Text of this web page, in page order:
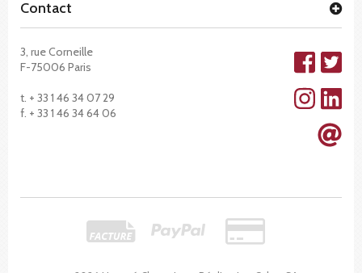
Contact
3, rue Corneille
F-75006 Paris
t. + 33 1 46 34 07 29
f. + 33 1 46 34 64 06